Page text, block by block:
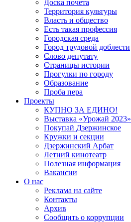
Доска почета
Территория культуры
Власть и общество
Есть такая профессия
Городская среда
Город трудовой доблести
Слово депутату
Страницы истории
Прогулки по городу
Образование
Проба пера
Проекты
КУПНО ЗА ЕДИНО!
Выставка «Урожай 2023»
Покупай Дзержинское
Кружки и секции
Дзержинский Арбат
Летний кинотеатр
Полезная информация
Вакансии
О нас
Реклама на сайте
Контакты
Архив
Сообщить о коррупции